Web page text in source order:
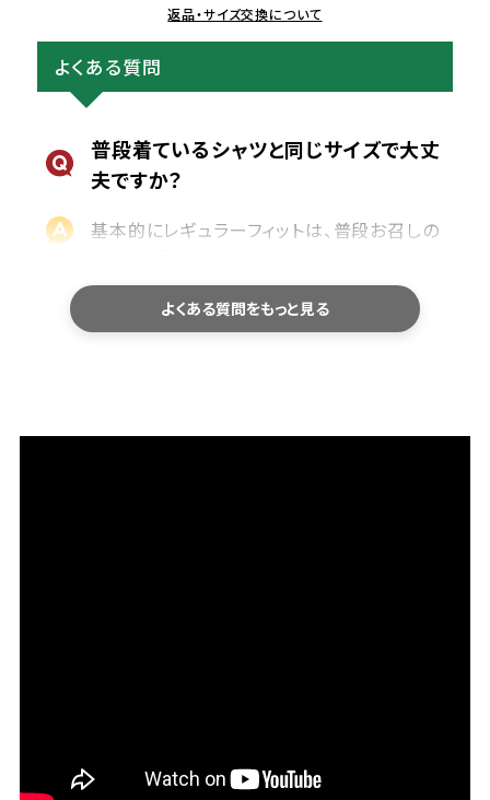
返品・サイズ交換について
よくある質問
普段着ているシャツと同じサイズで大丈
夫ですか？
基本的にレギュラーフィットは、普段お召しの
ます。
サイズ選びで迷われた際は、商品ページのサ
イズ表に記載している「身幅・肩幅・着丈」を、
サイズが合わなかった場合、交換できま
よくある質問をもっと見る